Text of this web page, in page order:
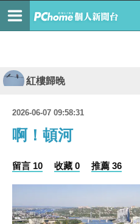
紅樓歸晚
2026-06-07 09:58:31
啊！頓河
留言 10 收藏 0 推薦 36